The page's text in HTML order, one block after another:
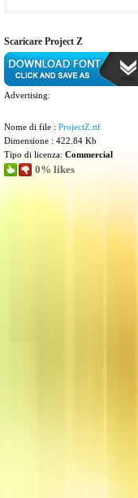
Scaricare Project Z
Advertising:
Nome di file : ProjectZ.ttf
Dimensione : 422.84 Kb
Tipo di licenza: Commercial
0% likes